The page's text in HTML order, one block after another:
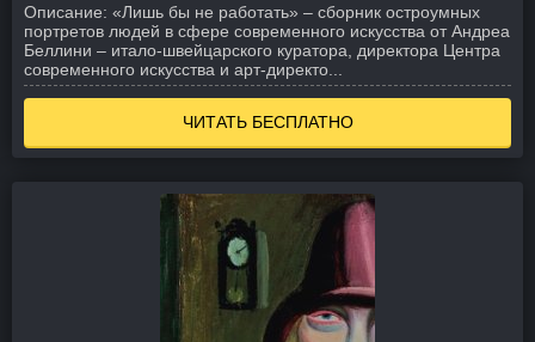
Описание: «Лишь бы не работать» – сборник остроумных
портретов людей в сфере современного искусства от Андреа
Беллини – итало-швейцарского куратора, директора Центра
современного искусства и арт-директо...
ЧИТАТЬ БЕСПЛАТНО